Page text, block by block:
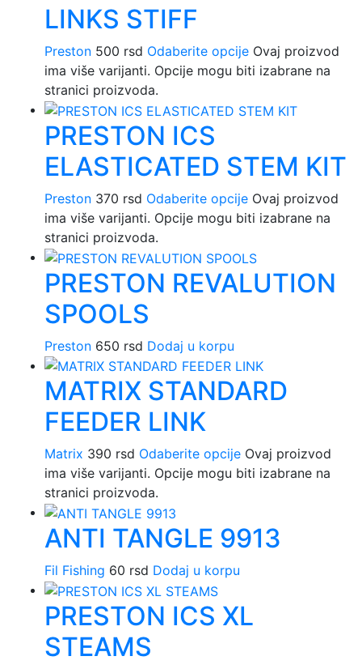
LINKS STIFF
Preston 500 rsd Odaberite opcije Ovaj proizvod
ima više varijanti. Opcije mogu biti izabrane na
stranici proizvoda.
PRESTON ICS
ELASTICATED STEM KIT
Preston 370 rsd Odaberite opcije Ovaj proizvod
ima više varijanti. Opcije mogu biti izabrane na
stranici proizvoda.
PRESTON REVALUTION
SPOOLS
Preston 650 rsd Dodaj u korpu
MATRIX STANDARD
FEEDER LINK
Matrix 390 rsd Odaberite opcije Ovaj proizvod
ima više varijanti. Opcije mogu biti izabrane na
stranici proizvoda.
ANTI TANGLE 9913
Fil Fishing 60 rsd Dodaj u korpu
PRESTON ICS XL
STEAMS